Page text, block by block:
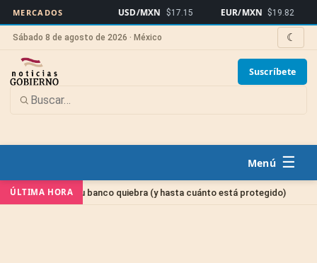
MERCADOS USD/MXN $17.15 EUR/MXN $19.82
Sábado 8 de agosto de 2026 · México ☾
Suscríbete
☰
ÚLTIMA HORA
si tu banco quiebra (y hasta cuánto está protegido) Sin